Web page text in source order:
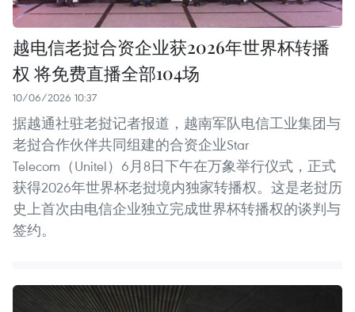
越电信老挝合资企业获2026年世界杯转播
权 将免费直播全部104场
10/06/2026 10:37
据越通社驻老挝记者报道，越南军队电信工业集团与
老挝合作伙伴共同组建的合资企业Star
Telecom（Unitel）6月8日下午在万象举行仪式，正式
获得2026年世界杯老挝境内独家转播权。这是老挝历
史上首次由电信企业独立完成世界杯转播权的谈判与
签约。